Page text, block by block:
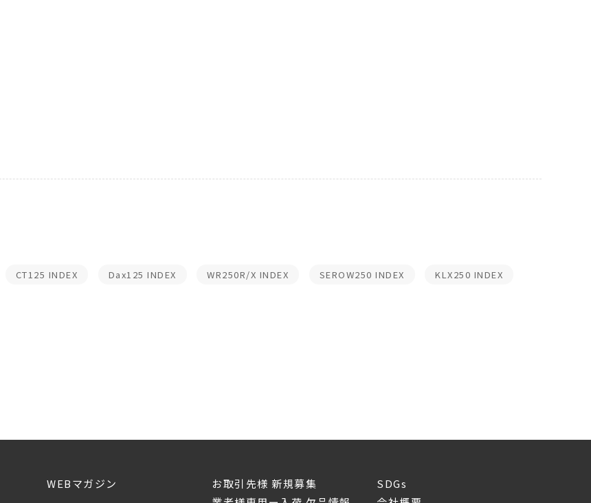
CT125 INDEX Dax125 INDEX WR250R/X INDEX SEROW250 INDEX KLX250 INDEX
WEBマガジン
お取引先様 新規募集
SDGs